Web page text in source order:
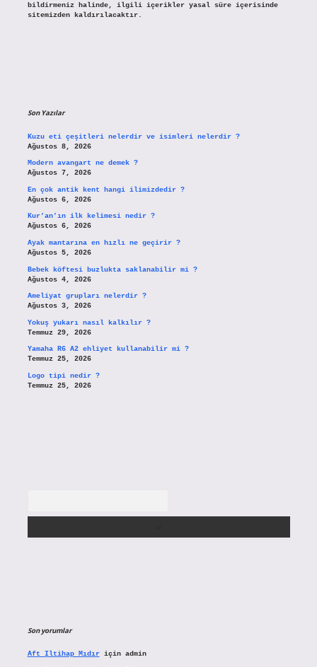
bildirmeniz halinde, ilgili içerikler yasal süre içerisinde
sitemizden kaldırılacaktır.
Son Yazılar
Kuzu eti çeşitleri nelerdir ve isimleri nelerdir ?
Ağustos 8, 2026
Modern avangart ne demek ?
Ağustos 7, 2026
En çok antik kent hangi ilimizdedir ?
Ağustos 6, 2026
Kur’an’ın ilk kelimesi nedir ?
Ağustos 6, 2026
Ayak mantarına en hızlı ne geçirir ?
Ağustos 5, 2026
Bebek köftesi buzlukta saklanabilir mi ?
Ağustos 4, 2026
Ameliyat grupları nelerdir ?
Ağustos 3, 2026
Yokuş yukarı nasıl kalkılır ?
Temmuz 29, 2026
Yamaha R6 A2 ehliyet kullanabilir mi ?
Temmuz 25, 2026
Logo tipi nedir ?
Temmuz 25, 2026
Son yorumlar
Aft Iltihap Mıdıriçin admin